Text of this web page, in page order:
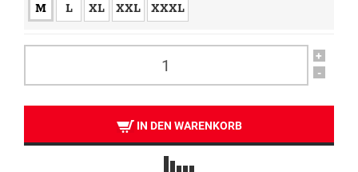
M L XL XXL XXXL
+
-
IN DEN WARENKORB